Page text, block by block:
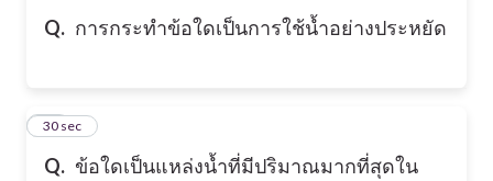
Q. การกระทำข้อใดเป็นการใช้นํ้าอย่างประหยัด
Q. ข้อใดเป็นแหล่งนํ้าที่มีปริมาณมากที่สุดใน
13
30 sec